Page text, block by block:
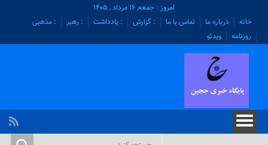
امروز : جمعه, ۱۶ مرداد , ۱۴۰۵
خانه
درباره ما تماس با ما : گزارش : یادداشت : رهبر
: مذهبی
روزنامه
ویدئو